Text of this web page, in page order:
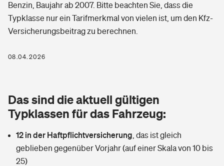
Arbeitsrechtsschutz
Berufshaftpflichtversicherung
Zur Übersicht
Tools
Wer versichert was: Jetzt Versicherer finden
Elementarversicherung
Glasversicherung
Mietkautionsversicherung
Pri­vate Haft­pflicht­
Kinderunfall­ver­si­che­rung
Kinderinvalidität
Gesundheit
Private Krankenversicherung
Dread-Disease-Versicherung
Tierkrankenversicherung
Zur Übersicht
Benzin, Baujahr ab 2007. Bitte beachten Sie, dass die
Typklasse nur ein Tarifmerkmal von vielen ist, um den Kfz-
Versicherungsbeitrag zu berechnen.
08.04.2026
Das sind die aktuell gültigen
Typklassen für das Fahrzeug:
12 in der Haftpflichtversicherung das ist gleich
geblieben gegenüber Vorjahr (auf einer Skala von 10 bis
25)